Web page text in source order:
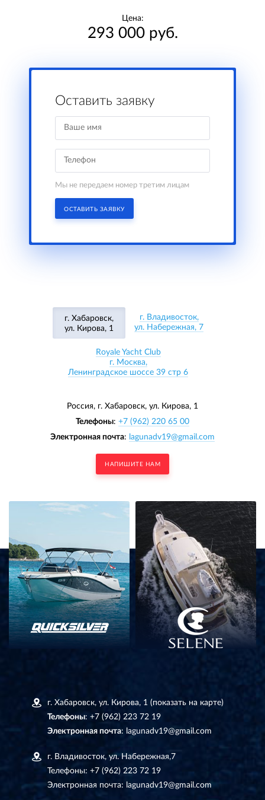
Цена:
293 000 руб.
Оставить заявку
Мы не передаем номер третим лицам
ОСТАВИТЬ ЗАЯВКУ
г. Хабаровск,
ул. Кирова, 1
г. Владивосток,
ул. Набережная, 7
Royale Yacht Club
г. Москва,
Ленинградское шоссе 39 стр 6
Россия, г. Хабаровск, ул. Кирова, 1
Телефоны: +7 (962) 220 65 00
Электронная почта: lagunadv19@gmail.com
НАПИШИТЕ НАМ
г. Хабаровск, ул. Кирова, 1 (показать на карте)
Телефоны: +7 (962) 223 72 19
Электронная почта: lagunadv19@gmail.com
г. Владивосток, ул. Набережная,7
Телефоны: +7 (962) 223 72 19
Электронная почта: lagunadv19@gmail.com